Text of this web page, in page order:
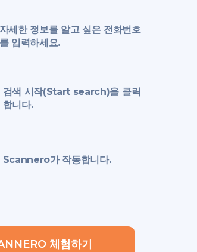
자세한 정보를 알고 싶은 전화번호
를 입력하세요.
검색 시작(Start search)을 클릭
합니다.
Scannero가 작동합니다.
체험하기